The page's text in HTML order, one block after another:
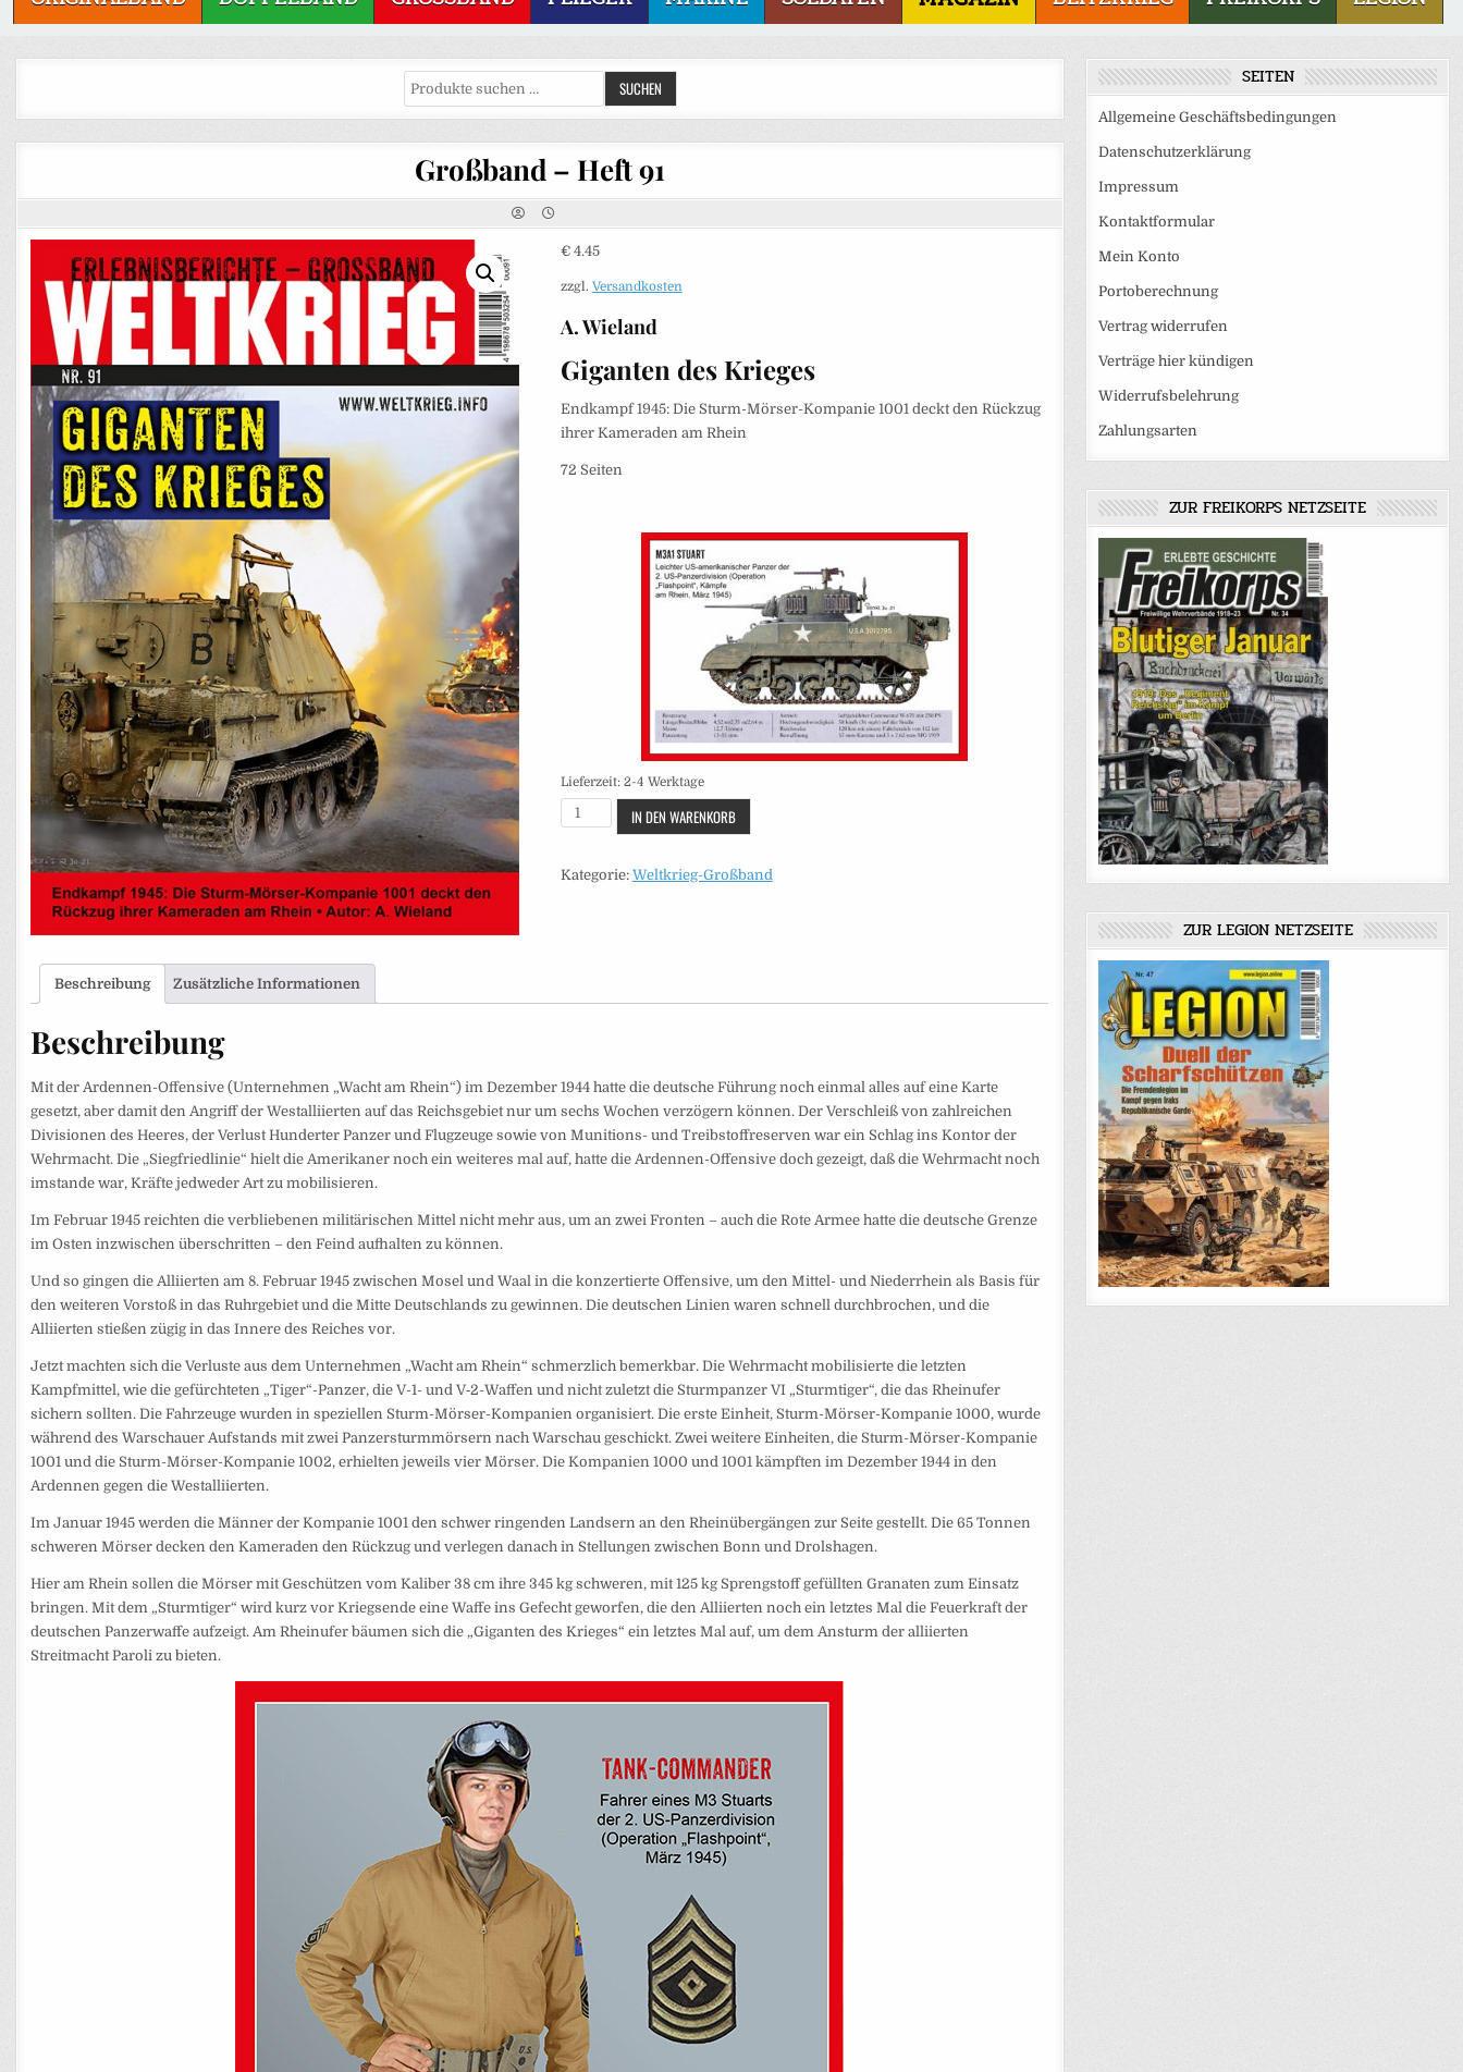
SUCHEN
Großband – Heft 91
€4.45
zzgl. Versandkosten
A. Wieland
Giganten des Krieges
Endkampf 1945: Die Sturm-Mörser-Kompanie 1001 deckt den Rückzug
ihrer Kameraden am Rhein
72 Seiten
Lieferzeit: 2-4 Werktage
Großband
-
91
IN DEN WARENKORB
Kategorie: Weltkrieg-Großband
Beschreibung Zusätzliche Informationen
Beschreibung
Mit der Ardennen-Offensive (Unternehmen „Wacht am Rhein“) im Dezember 1944 hatte die deutsche Führung noch einmal alles auf eine Karte
gesetzt, aber damit den Angriff der Westalliierten auf das Reichsgebiet nur um sechs Wochen verzögern können. Der Verschleiß von zahlreichen
Divisionen des Heeres, der Verlust Hunderter Panzer und Flugzeuge sowie von Munitions- und Treibstoffreserven war ein Schlag ins Kontor der
Wehrmacht. Die „Siegfriedlinie“ hielt die Amerikaner noch ein weiteres mal auf, hatte die Ardennen-Offensive doch gezeigt, daß die Wehrmacht noch
imstande war, Kräfte jedweder Art zu mobilisieren.
Im Februar 1945 reichten die verbliebenen militärischen Mittel nicht mehr aus, um an zwei Fronten – auch die Rote Armee hatte die deutsche Grenze
im Osten inzwischen überschritten – den Feind aufhalten zu können.
Und so gingen die Alliierten am 8. Februar 1945 zwischen Mosel und Waal in die konzertierte Offensive, um den Mittel- und Niederrhein als Basis für
den weiteren Vorstoß in das Ruhrgebiet und die Mitte Deutschlands zu gewinnen. Die deutschen Linien waren schnell durchbrochen, und die
Alliierten stießen zügig in das Innere des Reiches vor.
Jetzt machten sich die Verluste aus dem Unternehmen „Wacht am Rhein“ schmerzlich bemerkbar. Die Wehrmacht mobilisierte die letzten
Kampfmittel, wie die gefürchteten „Tiger“-Panzer, die V-1- und V‑2-Waffen und nicht zuletzt die Sturmpanzer VI „Sturmtiger“, die das Rheinufer
sichern sollten. Die Fahrzeuge wurden in speziellen Sturm-Mörser-Kompanien organisiert. Die erste Einheit, Sturm-Mörser-Kompanie 1000, wurde
während des Warschauer Aufstands mit zwei Panzersturmmörsern nach Warschau geschickt. Zwei weitere Einheiten, die Sturm-Mörser-Kompanie
1001 und die Sturm-Mörser-Kompanie 1002, erhielten jeweils vier Mörser. Die Kompanien 1000 und 1001 kämpften im Dezember 1944 in den
Ardennen gegen die Westalliierten.
Im Januar 1945 werden die Männer der Kompanie 1001 den schwer ringenden Landsern an den Rheinübergängen zur Seite gestellt. Die 65 Tonnen
schweren Mörser decken den Kameraden den Rückzug und verlegen danach in Stellungen zwischen Bonn und Drolshagen.
Hier am Rhein sollen die Mörser mit Geschützen vom Kaliber 38 cm ihre 345 kg schweren, mit 125 kg Sprengstoff gefüllten Granaten zum Einsatz
bringen. Mit dem „Sturmtiger“ wird kurz vor Kriegsende eine Waffe ins Gefecht geworfen, die den Alliierten noch ein letztes Mal die Feuerkraft der
deutschen Panzerwaffe aufzeigt. Am Rheinufer bäumen sich die „Giganten des Krieges“ ein letztes Mal auf, um dem Ansturm der alliierten
Streitmacht Paroli zu bieten.
SEITEN
Allgemeine Geschäftsbedingungen
Datenschutzerklärung
Impressum
Kontaktformular
Mein Konto
Portoberechnung
Vertrag widerrufen
Verträge hier kündigen
Widerrufsbelehrung
Zahlungsarten
ZUR FREIKORPS NETZSEITE
ZUR LEGION NETZSEITE